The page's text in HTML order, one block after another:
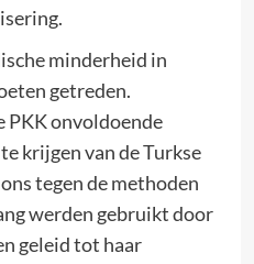
minderheid in
getreden.
PKK onvoldoende
krijgen van de Turkse
tegen de methoden
werden gebruikt door
geleid tot haar